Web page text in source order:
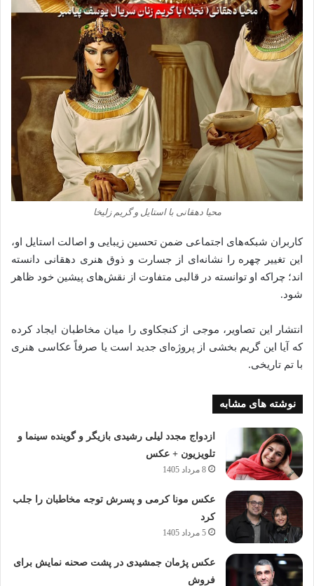
محیا دهقانی با استایل و گریم زلیخا
کاربران شبکه‌های اجتماعی ضمن تحسین زیبایی و اصالت استایل او،
این تغییر چهره را نشانه‌ای از جسارت و ذوق هنری دهقانی دانسته‌
اند؛ چراکه او توانسته در قالبی متفاوت از نقش‌های پیشین خود ظاهر
شود.
انتشار این تصاویر، موجی از کنجکاوی را میان مخاطبان ایجاد کرده
که آیا این گریم بخشی از پروژه‌ای جدید است یا صرفاً عکاسی هنری
با تم تاریخی.
نوشته های مشابه
ازدواج مجدد لیلی رشیدی بازیگر و گوینده سینما و
تلویزیون + عکس
8 مرداد 1405
عکس مونا کرمی و پسرش توجه مخاطبان را جلب
کرد
5 مرداد 1405
عکس پژمان جمشیدی در پشت صحنه نمایش برای
فروش